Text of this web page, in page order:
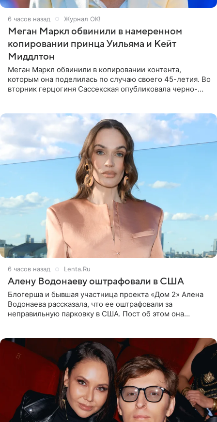
6 часов назад Журнал OK!
Меган Маркл обвинили в намеренном
копировании принца Уильяма и Кейт
Миддлтон
Меган Маркл обвинили в копировании контента,
которым она поделилась по случаю своего 45-летия. Во
вторник герцогиня Сассекская опубликовала черно-
6 часов назад Lenta.Ru
Алену Водонаеву оштрафовали в США
Блогерша и бывшая участница проекта «Дом 2» Алена
Водонаева рассказала, что ее оштрафовали за
неправильную парковку в США. Пост об этом она